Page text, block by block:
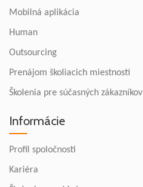
Mobilná aplikácia
Human
Outsourcing
Prenájom školiacich miestností
Školenia pre súčasných zákazníkov
Informácie
Profil spoločnosti
Kariéra